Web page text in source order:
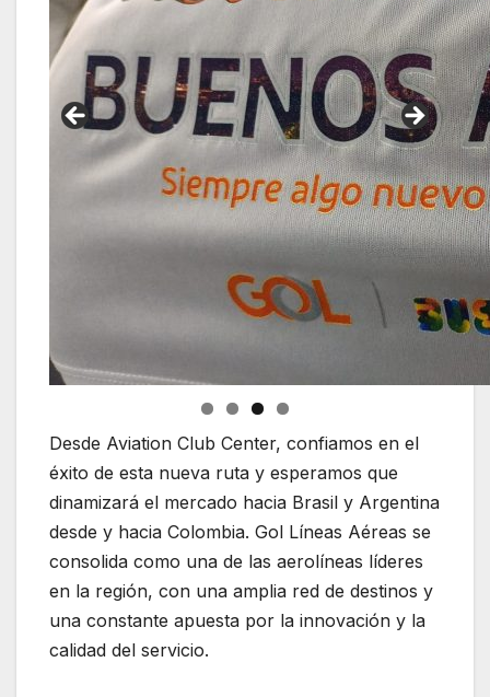
Desde Aviation Club Center, confiamos en el
éxito de esta nueva ruta y esperamos que
dinamizará el mercado hacia Brasil y Argentina
desde y hacia Colombia. Gol Líneas Aéreas se
consolida como una de las aerolíneas líderes
en la región, con una amplia red de destinos y
una constante apuesta por la innovación y la
calidad del servicio.